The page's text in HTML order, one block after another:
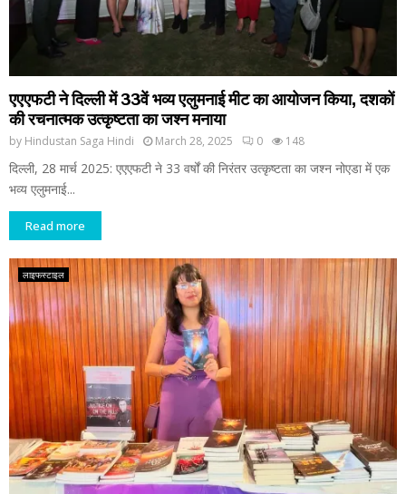
एएएफटी ने दिल्ली में 33वें भव्य एलुमनाई मीट का आयोजन किया, दशकों
की रचनात्मक उत्कृष्टता का जश्न मनाया
by Hindustan Saga Hindi March 28, 2025 0 148
दिल्ली, 28 मार्च 2025: एएएफटी ने 33 वर्षों की निरंतर उत्कृष्टता का जश्न नोएडा में एक
भव्य एलुमनाई...
Read more
लाइफस्टाइल